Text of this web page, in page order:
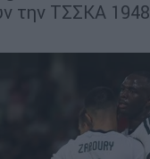
την ΤΣΣΚΑ 1948